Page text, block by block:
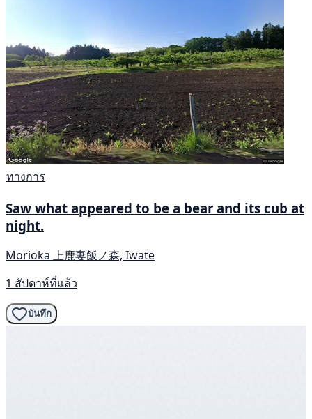
ทางการ
Saw what appeared to be a bear and its cub at
night.
Morioka 上鹿妻飯ノ森, Iwate
1 สัปดาห์ที่แล้ว
บันทึก